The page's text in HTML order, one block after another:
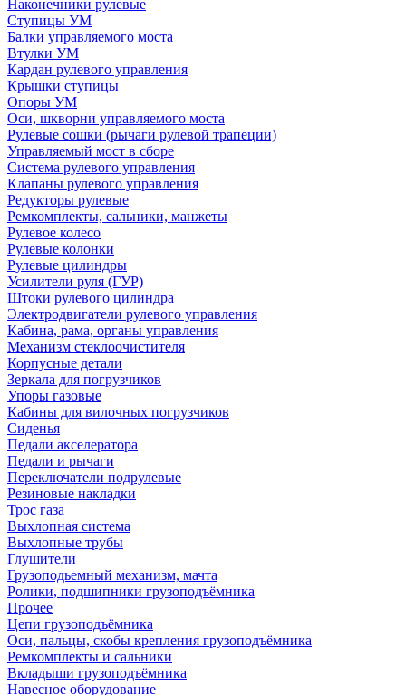
Наконечники рулевые
Ступицы УМ
Балки управляемого моста
Втулки УМ
Кардан рулевого управления
Крышки ступицы
Опоры УМ
Оси, шкворни управляемого моста
Рулевые сошки (рычаги рулевой трапеции)
Управляемый мост в сборе
Система рулевого управления
Клапаны рулевого управления
Редукторы рулевые
Ремкомплекты, сальники, манжеты
Рулевое колесо
Рулевые колонки
Рулевые цилиндры
Усилители руля (ГУР)
Штоки рулевого цилиндра
Электродвигатели рулевого управления
Кабина, рама, органы управления
Механизм стеклоочистителя
Корпусные детали
Зеркала для погрузчиков
Упоры газовые
Кабины для вилочных погрузчиков
Сиденья
Педали акселератора
Педали и рычаги
Переключатели подрулевые
Резиновые накладки
Трос газа
Выхлопная система
Выхлопные трубы
Глушители
Грузоподьемный механизм, мачта
Ролики, подшипники грузоподъёмника
Прочее
Цепи грузоподъёмника
Оси, пальцы, скобы крепления грузоподъёмника
Ремкомплекты и сальники
Вкладыши грузоподъёмника
Навесное оборудование